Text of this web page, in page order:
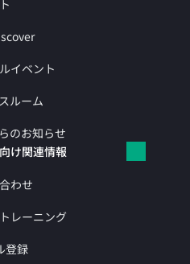
イベント
ルーム
のお知らせ
け関連情報
わせ
レーニング
登録